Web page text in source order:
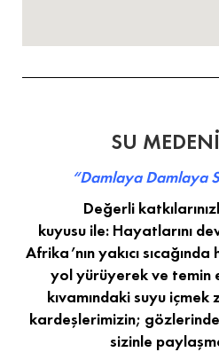
SU
“Damlaya Damlaya
Değerli
kuyusu ile: Hayatlarını
Afrika’nın yakıcı
yol yürüyerek ve temin
kıvamındaki suyu
kardeşlerimizin;
sizinle